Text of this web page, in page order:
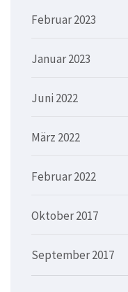
Februar 2023
Januar 2023
Juni 2022
März 2022
Februar 2022
Oktober 2017
September 2017